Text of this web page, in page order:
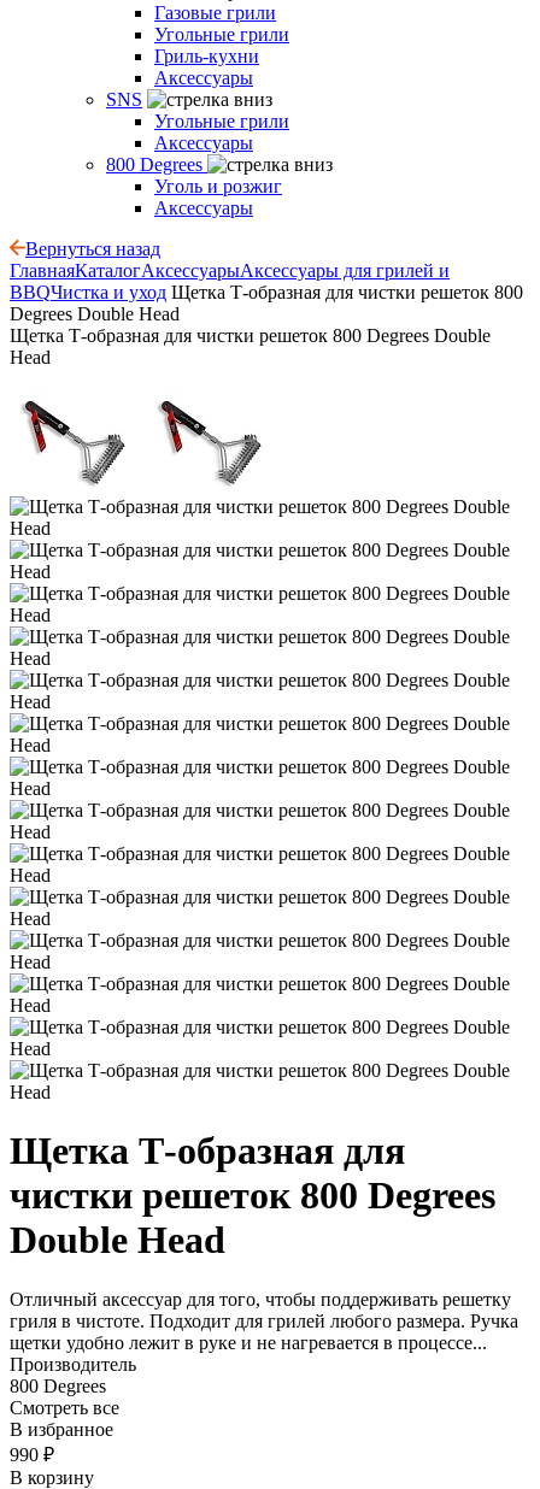
Газовые грили
Угольные грили
Гриль-кухни
Аксессуары
SNS
Угольные грили
Аксессуары
800 Degrees
Уголь и розжиг
Аксессуары
Вернуться назад
ГлавнаяКаталогАксессуарыАксессуары для грилей и
BBQЧистка и уход Щетка Т-образная для чистки решеток 800
Degrees Double Head
Щетка Т-образная для чистки решеток 800 Degrees Double
Head
Щетка Т-образная для
чистки решеток 800 Degrees
Double Head
Отличный аксессуар для того, чтобы поддерживать решетку
гриля в чистоте. Подходит для грилей любого размера. Ручка
щетки удобно лежит в руке и не нагревается в процессе...
Производитель
800 Degrees
Смотреть все
В избранное
990 ₽
В корзину